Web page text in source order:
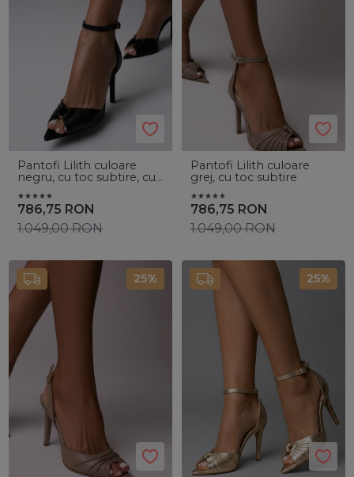
Pantofi Lilith culoare
negru, cu toc subtire, cu
786,75 RON
1.049,00RON
Pantofi Lilith culoare
grej, cu toc subtire
786,75 RON
1.049,00RON
25% 25%